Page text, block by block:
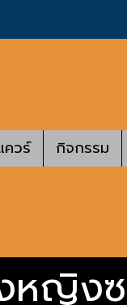
วร์ กิจกรรม
หญิง